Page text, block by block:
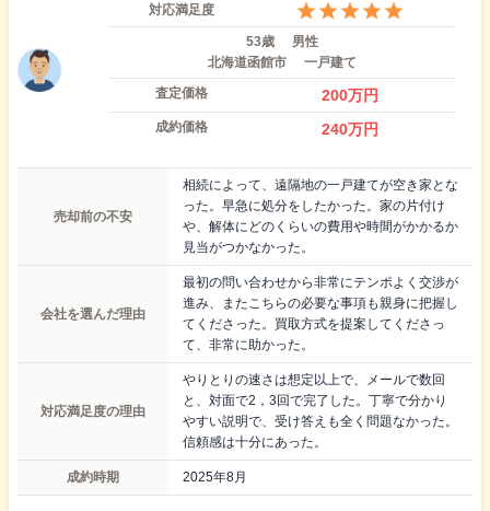
対応満足度
53歳
男性
北海道函館市
一戸建て
査定価格
200万円
成約価格 240万円
売却前の不安
相続によって、遠隔地の一戸建てが空き家とな
った。早急に処分をしたかった。家の片付け
や、解体にどのくらいの費用や時間がかかるか
見当がつかなかった。
会社を選んだ理由
最初の問い合わせから非常にテンポよく交渉が
進み、またこちらの必要な事項も親身に把握し
てくださった。買取方式を提案してくださっ
て、非常に助かった。
対応満足度の理由
やりとりの速さは想定以上で、メールで数回
と、対面で2，3回で完了した。丁寧で分かり
やすい説明で、受け答えも全く問題なかった。
信頼感は十分にあった。
成約時期 2025年8月